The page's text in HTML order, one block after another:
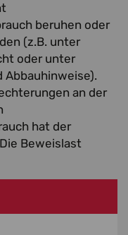
beruhen oder
(z.B. unter
oder unter
an der
hat der
Beweislast